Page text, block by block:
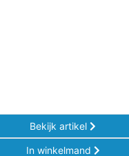
Bekijk artikel
In winkelmand